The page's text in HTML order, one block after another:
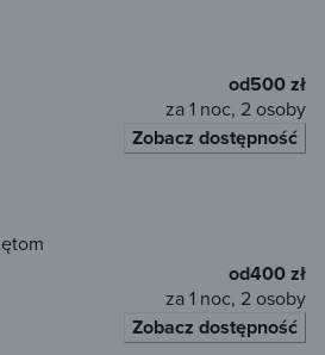
od500 zł
za 1 noc, 2 osoby
Zobacz dostępność
od400 zł
za 1 noc, 2 osoby
Zobacz dostępność